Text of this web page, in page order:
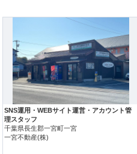
SNS運用・WEBサイト運営・アカウント管
理スタッフ
千葉県長生郡一宮町一宮
一宮不動産(株)